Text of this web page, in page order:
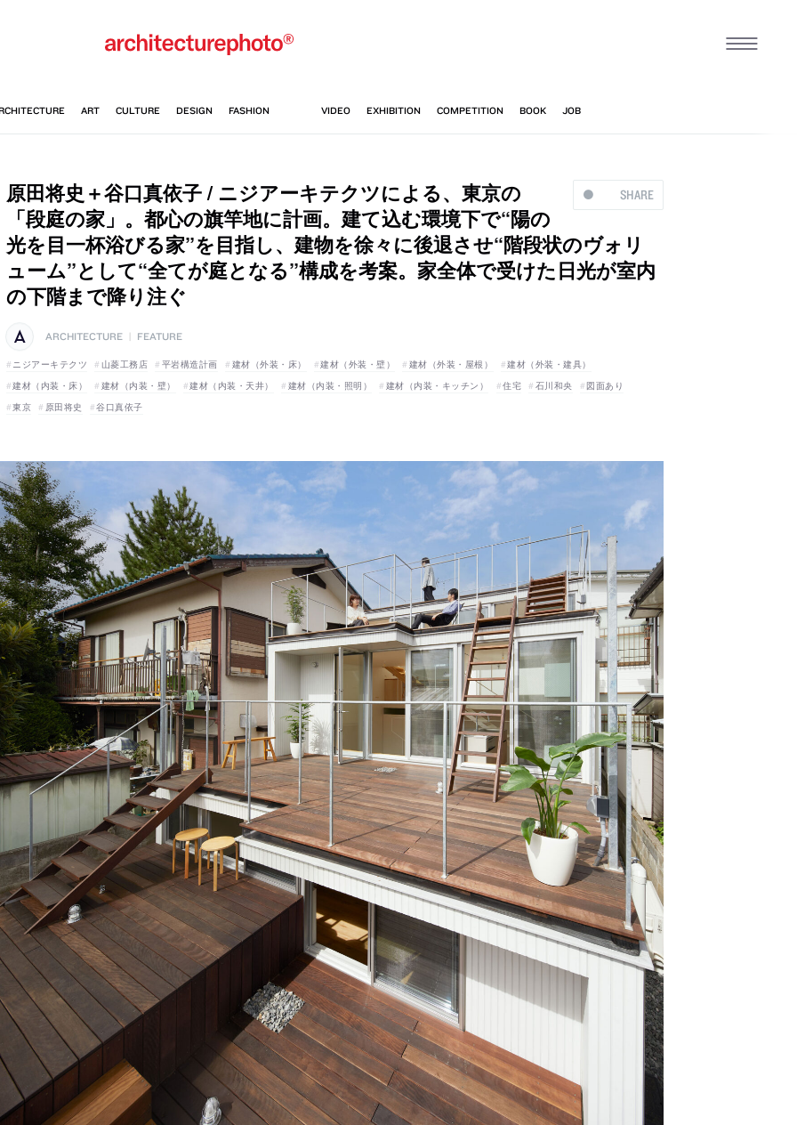
SHARE
原田将史＋谷口真依子 / ニジアーキテクツによる、東京の
「段庭の家」。都心の旗竿地に計画。建て込む環境下で“陽の
光を目一杯浴びる家”を目指し、建物を徐々に後退させ“階段状のヴォリ
ューム”として“全てが庭となる”構成を考案。家全体で受けた日光が室内
の下階まで降り注ぐ
ARCHITECTURE FEATURE
ニジアーキテクツ 山菱工務店 平岩構造計画 建材（外装・床） 建材（外装・壁） 建材（外装・屋根）
建材（外装・建具）
建材（内装・床）
建材（内装・壁） 建材（内装・天井） 建材（内装・照明） 建材（内装・キッチン） 住宅 石川和央
図面あり
東京
原田将史 谷口真依子